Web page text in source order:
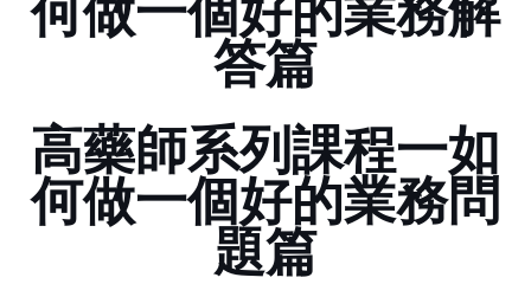
何做一個好的業務(解
答篇)
高藥師系列課程一.........如
何做一個好的業務(問
題篇)